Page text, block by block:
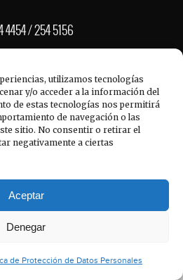
utilizamos tecnologías
y/o acceder a la información del
de estas tecnologías nos permitirá
de navegación o las
sitio. No consentir o retirar el
negativamente a ciertas
Aceptar
Denegar
de Protección de Datos Personales
/ 254 5156
el.com
el.com
el.com